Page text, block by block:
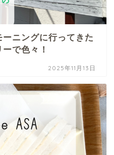
ニングに行ってきた
で色々！
2025年11月13日